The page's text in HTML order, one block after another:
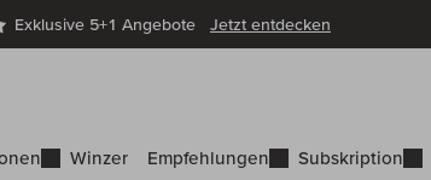
Exklusive 5+1 Angebote Jetzt entdecken
Winzer Empfehlungen Subskription